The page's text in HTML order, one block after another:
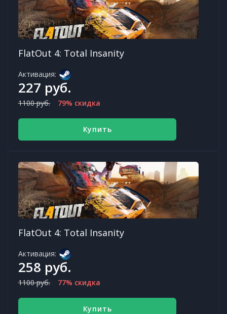
FlatOut 4: Total Insanity
Активация:
227 руб.
1100 руб. 79% скидка
Купить
FlatOut 4: Total Insanity
Активация:
258 руб.
1100 руб. 77% скидка
Купить